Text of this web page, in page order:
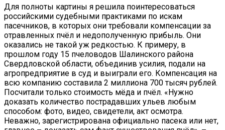
Для полноты картины я решила поинтересоваться
российскими судебными практиками по искам
пасечников, в которых они требовали компенсации за
отравленных пчёл и недополученную прибыль. Они
оказались не такой уж редкостью. К примеру, в
прошлом году 15 пчеловодов Шалинского района
Свердловской области, объединив усилия, подали на
агропредприятие в суд и выиграли его. Компенсация на
всю компанию составила 2 миллиона 700 тысяч рублей.
Посчитали только стоимость мёда и пчёл. «Нужно
доказать количество пострадавших ульев любым
способом: фото, видео, свидетели, акт осмотра.
Неважно, зарегистрирована официально пасека или нет,